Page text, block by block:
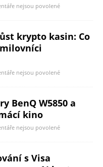
nejsou povolené
krypto kasin: Co
nejsou povolené
BenQ W5850 a
kino
nejsou povolené
s Visa